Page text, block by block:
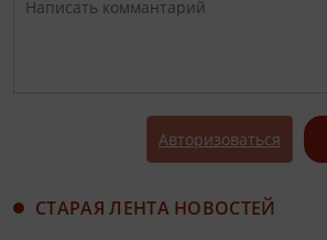
Авторизоваться
СТАРАЯ ЛЕНТА НОВОСТЕЙ